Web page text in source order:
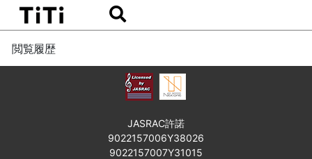
閲覧履歴
JASRAC許諾
9022157006Y38026
9022157007Y31015